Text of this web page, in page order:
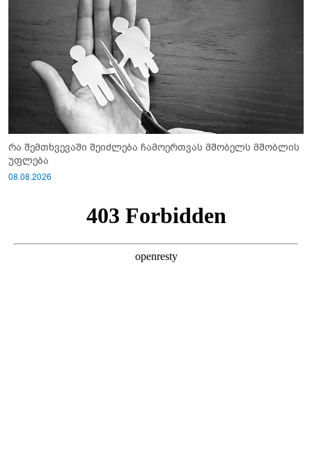
რა შემთხვევაში შეიძლება ჩამოერთვას მშობელს მშობლის
უფლება
08.08.2026